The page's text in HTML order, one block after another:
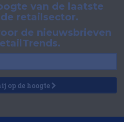
van de laatste
retailsector.
de nieuwsbrieven
op de hoogte